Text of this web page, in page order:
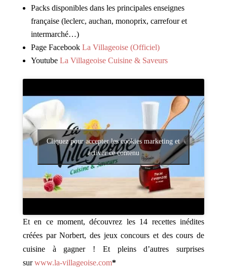
Packs disponibles dans les principales enseignes
française (leclerc, auchan, monoprix, carrefour et
intermarché…)
Page Facebook La Villageoise (Officiel)
Youtube La Villageoise Cuisine & Saveurs
Cliquez pour accepter les cookies marketing et
activer ce contenu
Et en ce moment, découvrez les 14 recettes inédites
créées par Norbert, des jeux concours et des cours de
cuisine à gagner ! Et pleins d’autres surprises
surwww.la-villageoise.com*